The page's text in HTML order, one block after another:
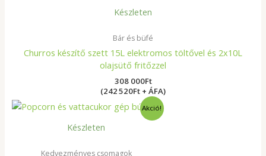
Készleten
Bár és büfé
Churros készítő szett 15L elektromos töltővel és 2x10L
olajsütő fritőzzel
308 000Ft
(242 520Ft + ÁFA)
Akció!
Készleten
Kedvezményes csomagok
Original
was:
194
Current
price